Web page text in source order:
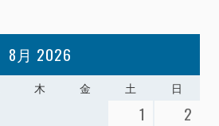
8月 2026
木 金 土 日
1
2